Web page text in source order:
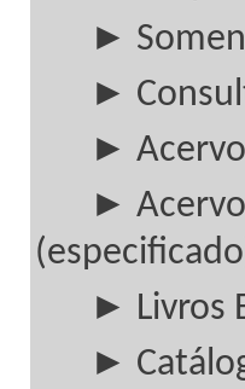
►
►
►
►
► Livros
►